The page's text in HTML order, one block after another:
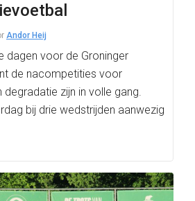
Andor Heij
dagen voor de Groninger
de nacompetities voor
zijn in volle gang.
bij drie wedstrijden aanwezig